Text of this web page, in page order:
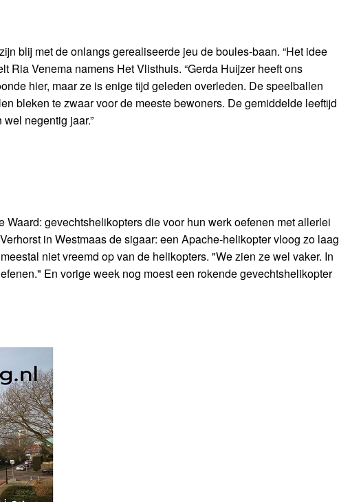
blij met de onlangs gerealiseerde jeu de boules-baan. “Het idee
Ria Venema namens Het Vlisthuis. “Gerda Huijzer heeft ons
hier, maar ze is enige tijd geleden overleden. De speelballen
bleken te zwaar voor de meeste bewoners. De gemiddelde leeftijd
negentig jaar.”
gevechtshelikopters die voor hun werk oefenen met allerlei
in Westmaas de sigaar: een Apache-helikopter vloog zo laag
niet vreemd op van de helikopters. "We zien ze wel vaker. In
En vorige week nog moest een rokende gevechtshelikopter